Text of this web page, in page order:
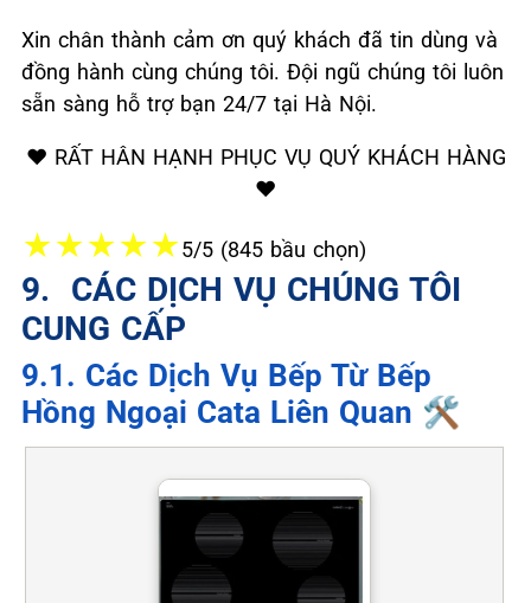
Xin chân thành cảm ơn quý khách đã tin dùng và
đồng hành cùng chúng tôi. Đội ngũ chúng tôi luôn
sẵn sàng hỗ trợ bạn 24/7 tại Hà Nội.
❤️ RẤT HÂN HẠNH PHỤC VỤ QUÝ KHÁCH HÀNG
❤️
★★★★★5/5 (845 bầu chọn)
9. ️ CÁC DỊCH VỤ CHÚNG TÔI
CUNG CẤP
9.1. Các Dịch Vụ Bếp Từ Bếp
Hồng Ngoại Cata Liên Quan 🛠️